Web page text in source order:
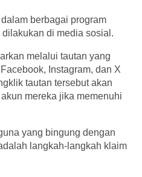
berbagai program
di media sosial.
melalui tautan yang
Instagram, dan X
tautan tersebut akan
mereka jika memenuhi
yang bingung dengan
langkah-langkah klaim